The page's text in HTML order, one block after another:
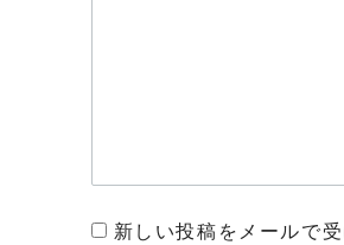
新しい投稿をメールで